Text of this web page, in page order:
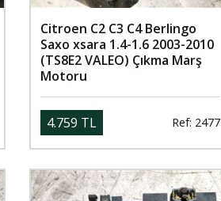
Citroen C2 C3 C4 Berlingo
Saxo xsara 1.4-1.6 2003-2010
(TS8E2 VALEO) Çıkma Marş
Motoru
4.759 TL Ref: 2477